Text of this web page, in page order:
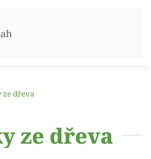
ze dřeva
ze dřeva